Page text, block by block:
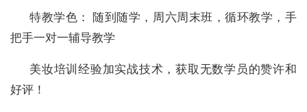
特教学色： 随到随学，周六周末班，循环教学，手
把手一对一辅导教学
美妆培训经验加实战技术，获取无数学员的赞许和
好评！